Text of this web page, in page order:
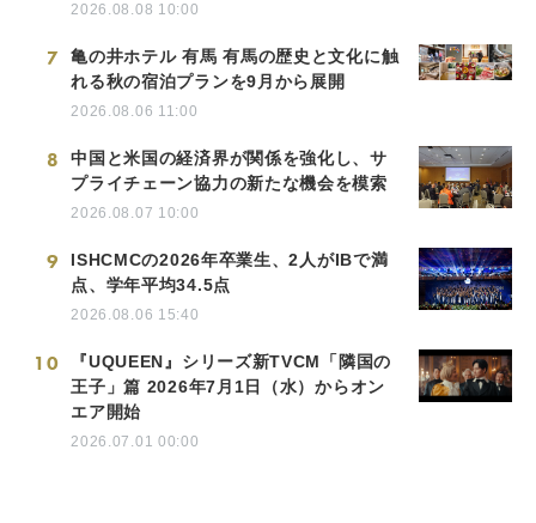
2026.08.08 10:00
7
亀の井ホテル 有馬 有馬の歴史と文化に触
れる秋の宿泊プランを9月から展開
2026.08.06 11:00
8
中国と米国の経済界が関係を強化し、サ
プライチェーン協力の新たな機会を模索
2026.08.07 10:00
9
ISHCMCの2026年卒業生、2人がIBで満
点、学年平均34.5点
2026.08.06 15:40
10
『UQUEEN』シリーズ新TVCM「隣国の
王子」篇 2026年7月1日（水）からオン
エア開始
2026.07.01 00:00